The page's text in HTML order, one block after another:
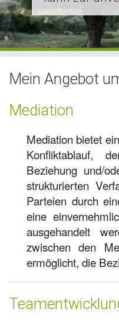
Moderation
Coaching
Mein Angebot
Mediation
Mediation bietet
Konfliktablauf,
Beziehung und/
strukturierten
Parteien durch
eine
ausgehandelt
zwischen den
ermöglicht, die